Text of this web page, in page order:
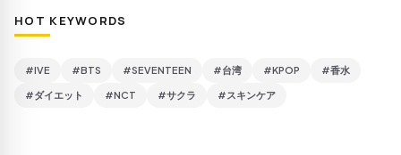
HOT KEYWORDS
#IVE #BTS #SEVENTEEN #台湾 #KPOP #香水
#ダイエット #NCT #サクラ #スキンケア